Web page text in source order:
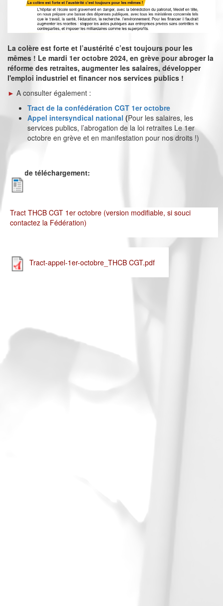
La colère est forte et l’austérité c’est toujours pour les
mêmes ! Le mardi 1er octobre 2024, en grève pour abroger la
réforme des retraites, augmenter les salaires, développer
l'emploi industriel et financer nos services publics !
► A consulter également :
Tract de la confédération CGT 1er octobre
Appel intersyndical national (Pour les salaires, les
services publics, l’abrogation de la loi retraites Le 1er
octobre en grève et en manifestation pour nos droits !)
Lien de téléchargement:
Tract THCB CGT 1er octobre (version modifiable, si souci
contactez la Fédération)
Tract-appel-1er-octobre_THCB CGT.pdf